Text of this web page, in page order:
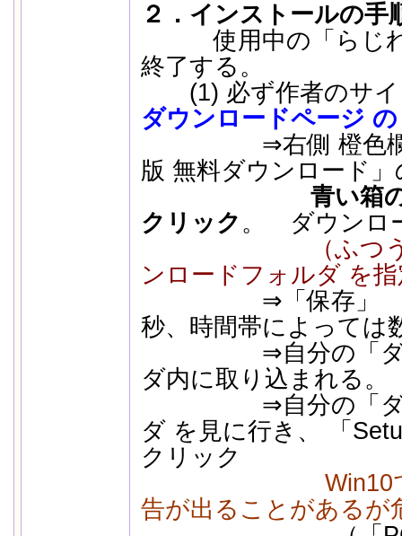
２．インストールの手
使用中の「らじれ
終了する。
(1) 必ず作者のサイ
ダウンロードページ
⇒右側 橙色欄 の
版 無料ダウンロード
青い箱
クリック 。 ダウンロ
（ふつ
ンロードフォルダ を
⇒「保存」 （
秒、時間帯によっては
⇒自分の「ダウ
ダ内に取り込
⇒自分の「ダウ
ダ を見に行き、 「
クリック
Win10
告が出ることがあるが